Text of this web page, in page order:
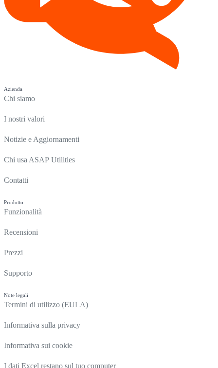
Azienda
Chi siamo
I nostri valori
Notizie e Aggiornamenti
Chi usa ASAP Utilities
Contatti
Prodotto
Funzionalità
Recensioni
Prezzi
Supporto
Note legali
Termini di utilizzo (EULA)
Informativa sulla privacy
Informativa sui cookie
I dati Excel restano sul tuo computer